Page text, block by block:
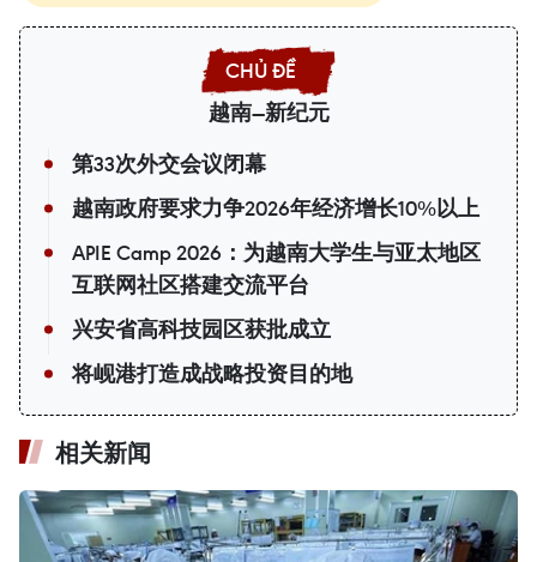
越南—新纪元
第33次外交会议闭幕
越南政府要求力争2026年经济增长10%以上
APIE Camp 2026：为越南大学生与亚太地区
互联网社区搭建交流平台
兴安省高科技园区获批成立
将岘港打造成战略投资目的地
相关新闻